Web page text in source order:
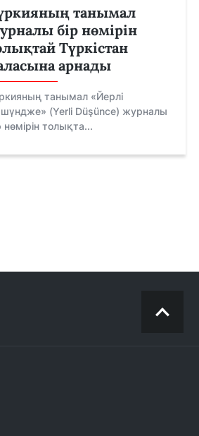
танымал
бір нөмірін
Түркістан
арнады
танымал «Йерлі
(Yerli Düşünce) журналы
нөмірін толықта...